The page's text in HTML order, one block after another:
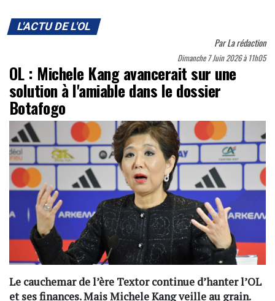
L'ACTU DE L'OL
ParLa rédaction
Dimanche 7 Juin 2026 à 11h05
OL : Michele Kang avancerait sur une
solution à l'amiable dans le dossier
Botafogo
Le cauchemar de l’ère Textor continue d’hanter l’OL
et ses finances. Mais Michele Kang veille au grain.